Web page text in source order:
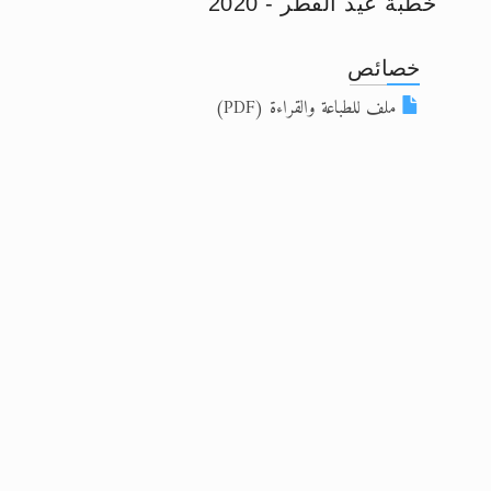
إعلان هامّ بخصوص الرسائل
خصائص
ملف للطباعة والقراءة (PDF)